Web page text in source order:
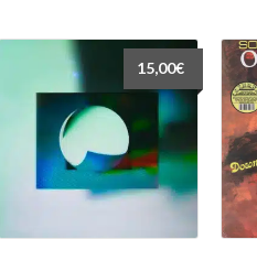
15,00€